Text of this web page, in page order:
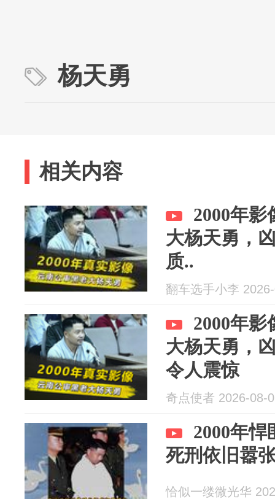
杨天勇
相关内容
2000年
大杨天勇，
质..
翻车选手小李
2000年
大杨天勇，
令人震惊
奇点使者 2026-08-
2000年
死刑依旧嚣
恰似一缕微光华